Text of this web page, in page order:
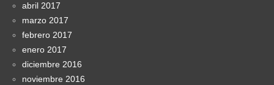
abril 2017
marzo 2017
febrero 2017
enero 2017
diciembre 2016
noviembre 2016